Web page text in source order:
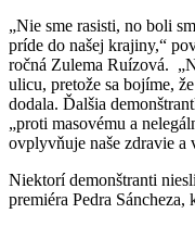
„Nie sme rasisti, no boli
príde do našej krajiny,“
ročná Zulema Ruízová.
ulicu, pretože sa bojíme,
dodala. Ďalšia
„proti masovému a
ovplyvňuje naše zdravie a
Niektorí demonštranti
premiéra Pedra